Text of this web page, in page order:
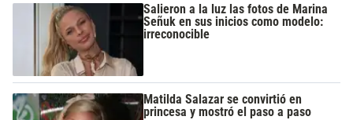
Salieron a la luz las fotos de Marina
Señuk en sus inicios como modelo:
irreconocible
Matilda Salazar se convirtió en
princesa y mostró el paso a paso